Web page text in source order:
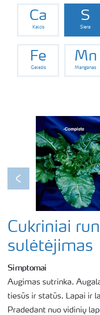
Ca
Kalcis
S
Siera
Fe
Geležis
Mn
Manganas
Previous
Cukriniai
sulėtėjimas
Simptomai
Augimas sutrinka.
tiesūs ir statūs. Lapai ir
Pradedant nuo vidinių